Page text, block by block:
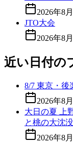
2026年8
JTO大会
2026年8
近い日付の
8/7 東京・後
2026年8
大日の夏 上
と桃の大沈
2026年8